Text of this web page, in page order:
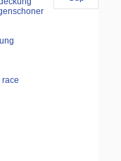
race